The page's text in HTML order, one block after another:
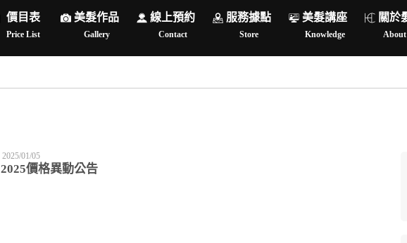
價目表
Price List
美髮作品
Gallery
線上預約
Contact
服務據點
Store
美髮講座
Knowledge
關於
2025/01/05
2025價格異動公告